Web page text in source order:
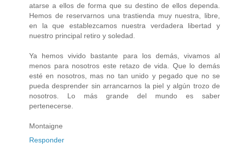
atarse a ellos de forma que su destino de ellos dependa.
Hemos de reservarnos una trastienda muy nuestra, libre,
en la que establezcamos nuestra verdadera libertad y
nuestro principal retiro y soledad.
Ya hemos vivido bastante para los demás, vivamos al
menos para nosotros este retazo de vida. Que lo demás
esté en nosotros, mas no tan unido y pegado que no se
pueda desprender sin arrancarnos la piel y algún trozo de
nosotros. Lo más grande del mundo es saber
pertenecerse.
Montaigne
Responder